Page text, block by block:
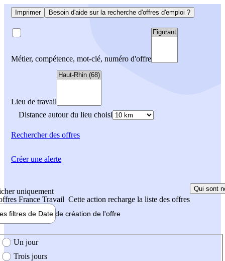
Imprimer Besoin d'aide sur la recherche d'offres d'emploi ?
Métier, compétence, mot-clé, numéro d'offre
Lieu de travail
Distance autour du lieu choisi
Rechercherdes offres
uniquement
France Travail Cette action recharge la liste des offres
Qui sont
filtres de Date de création de l'offre
création de l'offre
Un jour
Trois jours
Créer une alerte